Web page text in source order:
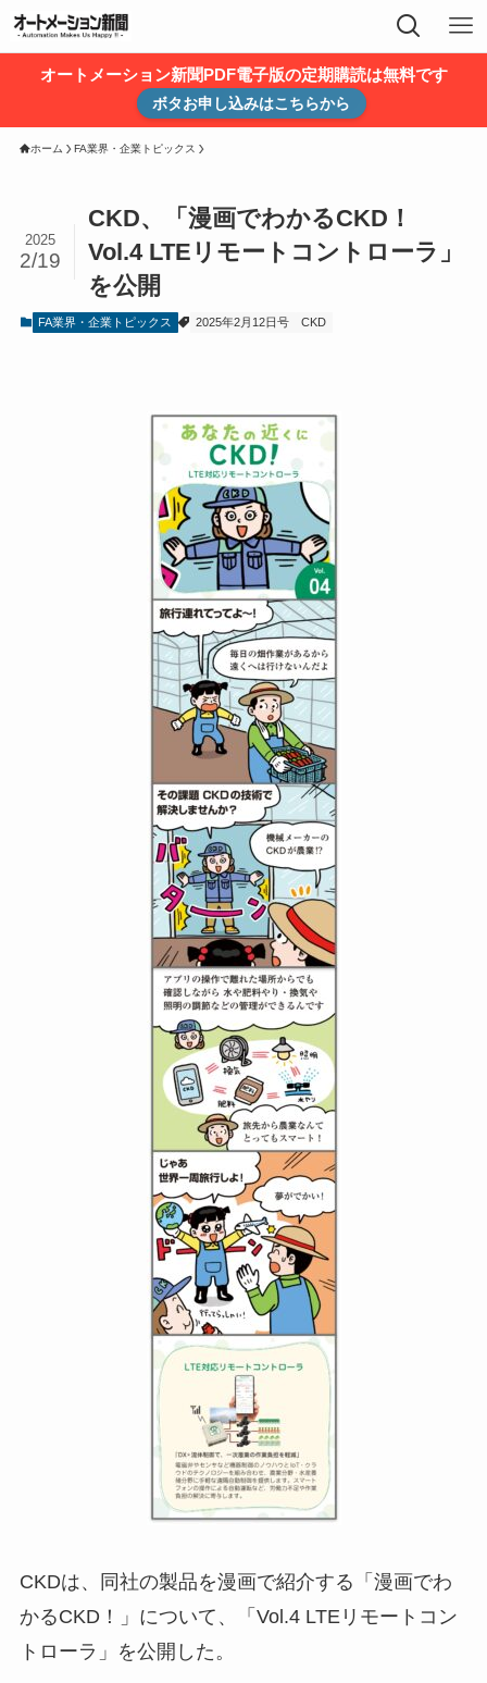
オートメーション新聞PDF電子版の定期購読は無料です
ボタお申し込みはこちらから
ホーム FA業界・企業トピックス
CKD、「漫画でわかるCKD！
Vol.4 LTEリモートコントローラ」
を公開
2025
2/19
FA業界・企業トピックス 2025年2月12日号 CKD
CKDは、同社の製品を漫画で紹介する「漫画でわ
かるCKD！」について、「Vol.4 LTEリモートコン
トローラ」を公開した。